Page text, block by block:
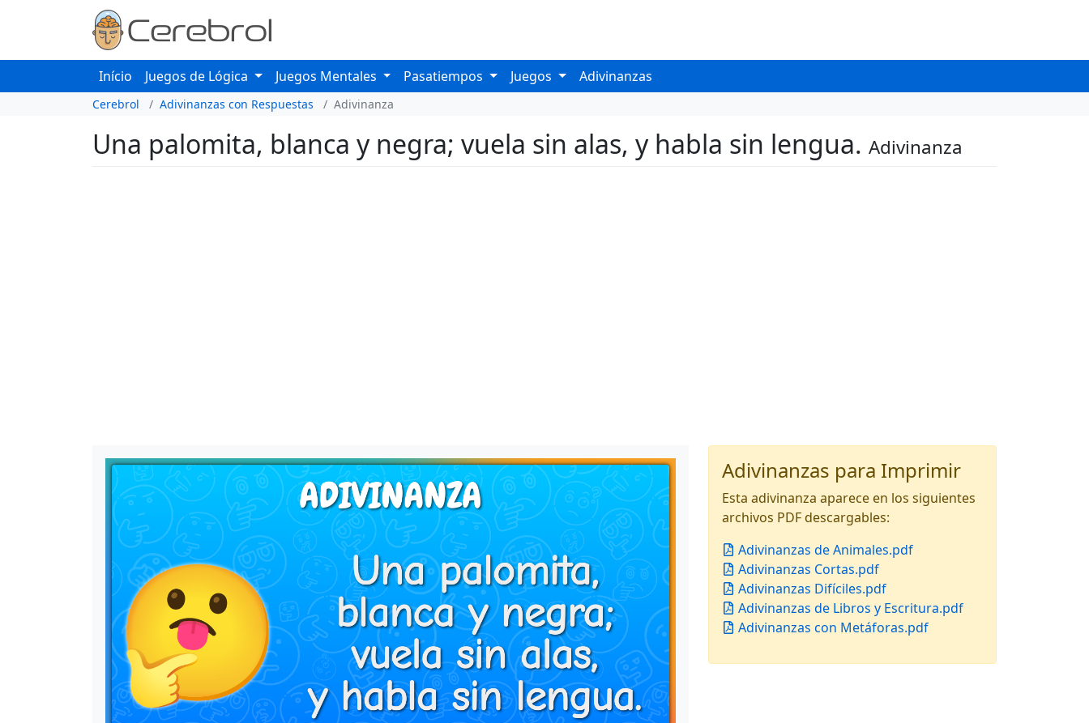
Início Juegos de Lógica Juegos Mentales Pasatiempos Juegos Adivinanzas
Cerebrol Adivinanzas con Respuestas Adivinanza
Una palomita, blanca y negra; vuela sin alas, y habla sin lengua. Adivinanza
Adivinanzas para Imprimir
Esta adivinanza aparece en los siguientes
archivos PDF descargables:
Adivinanzas de Animales.pdf
Adivinanzas Cortas.pdf
Adivinanzas Difíciles.pdf
Adivinanzas de Libros y Escritura.pdf
Adivinanzas con Metáforas.pdf